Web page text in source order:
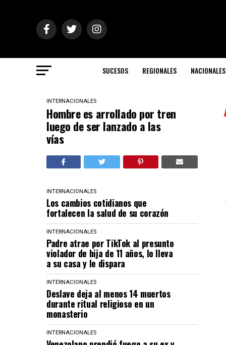
SUCESOS REGIONALES NACIONALES
INTERNACIONALES
Hombre es arrollado por tren
luego de ser lanzado a las
vías
INTERNACIONALES
Los cambios cotidianos que
fortalecen la salud de su corazón
INTERNACIONALES
Padre atrae por TikTok al presunto
violador de hija de 11 años, lo lleva
a su casa y le dispara
INTERNACIONALES
Deslave deja al menos 14 muertos
durante ritual religioso en un
monasterio
INTERNACIONALES